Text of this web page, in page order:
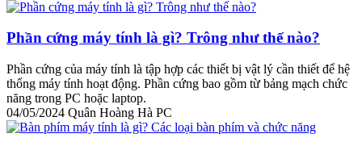
Phần cứng máy tính là gì? Trông như thế nào?
Phần cứng của máy tính là tập hợp các thiết bị vật lý cần thiết để hệ
thống máy tính hoạt động. Phần cứng bao gồm từ bảng mạch chức
năng trong PC hoặc laptop.
04/05/2024 Quân Hoàng Hà PC